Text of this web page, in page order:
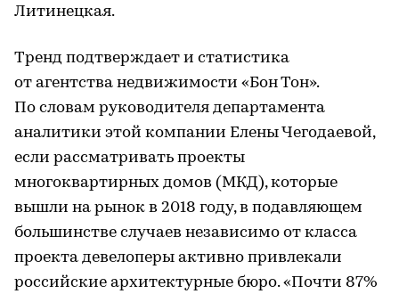
Литинецкая.
Тренд подтверждает и статистика
от агентства недвижимости «Бон Тон».
По словам руководителя департамента
аналитики этой компании Елены Чегодаевой,
если рассматривать проекты
многоквартирных домов (МКД), которые
вышли на рынок в 2018 году, в подавляющем
большинстве случаев независимо от класса
проекта девелоперы активно привлекали
российские архитектурные бюро. «Почти 87%